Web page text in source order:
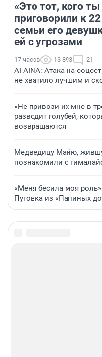
«Это тот, кого
приговорили к
семьи его
ей с угрозами
17 часов 13 893 21
AI-AINA: Атака на
не хватило лучшим и
«Не привози их мне в
разводит голубей,
возвращаются
Медведицу Майю,
познакомили с
«Меня бесила моя
Пуговка из «Папиных